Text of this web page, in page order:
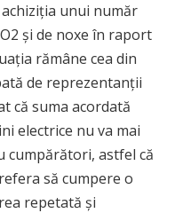
unui număr
și de noxe în raport
rămâne cea din
de reprezentanții
că suma acordată
electrice nu va mai
cumpărători, astfel că
să cumpere o
repetată și